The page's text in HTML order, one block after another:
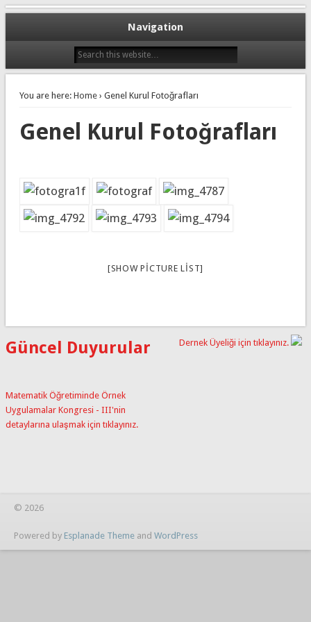
Navigation
You are here: Home› Genel Kurul Fotoğrafları
Genel Kurul Fotoğrafları
[SHOW PICTURE LIST]
Güncel Duyurular
Matematik Öğretiminde Örnek
Uygulamalar Kongresi - III'nin
detaylarına ulaşmak için tıklayınız.
Dernek Üyeliği için tıklayınız.
© 2026
Powered by Esplanade Theme and WordPress